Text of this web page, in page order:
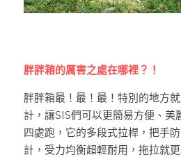
胖胖箱的厲害之處在哪裡？！
胖胖箱最！最！最！特別的地方
計，讓SIS們可以更簡易方便、美
四處跑，它的多段式拉桿，把手
計，受力均衡超輕耐用，拖拉就更